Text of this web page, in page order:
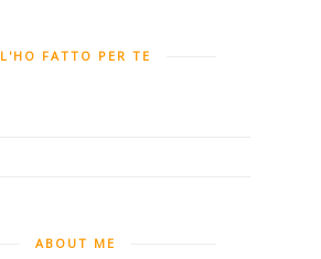
L'HO FATTO PER TE
ABOUT ME